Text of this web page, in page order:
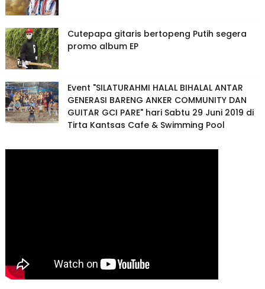
Cutepapa gitaris bertopeng Putih segera
promo album EP
Event "SILATURAHMI HALAL BIHALAL ANTAR
GENERASI BARENG ANKER COMMUNITY DAN
GUITAR GCI PARE" hari Sabtu 29 Juni 2019 di
Tirta Kantsas Cafe & Swimming Pool